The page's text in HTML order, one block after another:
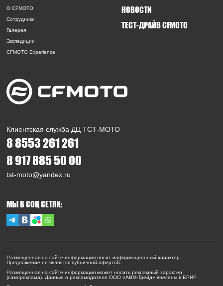
Клиентская служба ДЦ ТСТ-МОТО
8 8553 261 261
8 917 885 50 00
tst-moto@yandex.ru
МЫ В СОЦ СЕТЯХ:
O CFMOTO
Сотрудники
Галерея
Экспедиции
CFMOTO Experience
НОВОСТИ
ТЕСТ-ДРАЙВ CFMOTO
Размещенная на сайте информация носит информационный характер.
Предложение не является публичной офертой.
Размещенная на сайте информация может носить рекламный характер
(самореклама). Данные о рекламодателе ООО «АВМ-Трейд» внесены в ЕРИР